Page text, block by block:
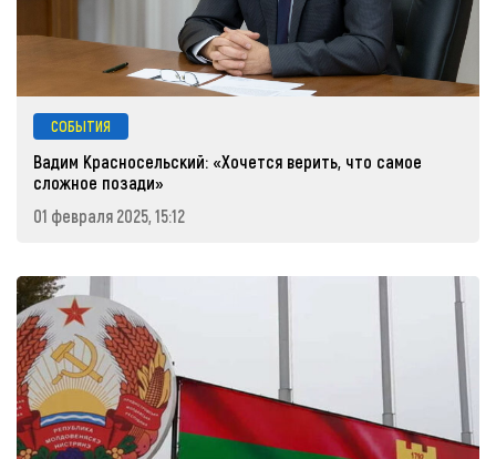
СОБЫТИЯ
Вадим Красносельский: «Хочется верить, что самое
сложное позади»
01 февраля 2025, 15:12